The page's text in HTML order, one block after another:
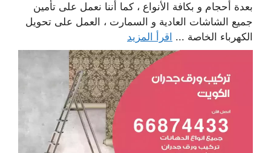
بعدة أحجام و بكافة الأنواع ، كما أننا نعمل على تأمين
جميع الشاشات العادية و السمارت ، العمل على تحويل
الكهرباء الخاصة ... اقرأ المزيد